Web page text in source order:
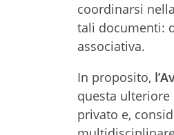
coordinarsi
tali documenti:
associativa.
In proposito,
questa ulteriore
privato e,